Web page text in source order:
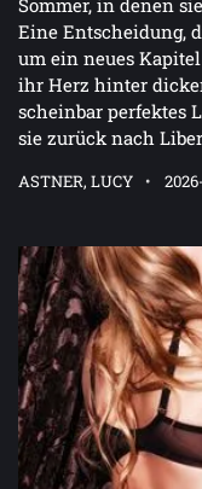
Eine Entscheidung,
um ein neues
ihr Herz hinter
scheinbar perfektes
sie zurück nach
ASTNER, LUCY